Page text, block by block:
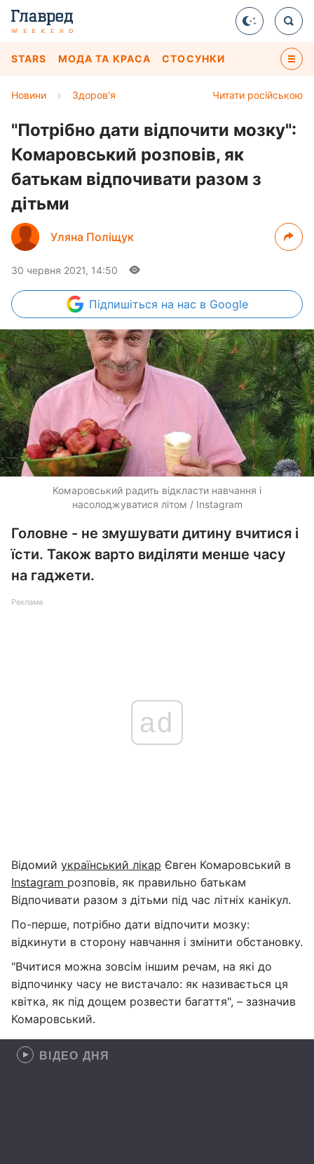
STARS МОДА ТА КРАСА СТОСУНКИ
Читати російською
Новини › Здоров'я
"Потрібно дати відпочити мозку":
Комаровський розповів, як
батькам відпочивати разом з
дітьми
Уляна Поліщук
30 червня 2021, 14:50
Підпишіться на нас в Google
Комаровський радить відкласти навчання і
насолоджуватися літом / Instagram
Головне - не змушувати дитину вчитися і
їсти. Також варто виділяти менше часу
на гаджети.
Реклама
ad
Відомий український лікар Євген Комаровський в
Instagram розповів, як правильно батькам
Відпочивати разом з дітьми під час літніх канікул.
По-перше, потрібно дати відпочити мозку:
відкинути в сторону навчання і змінити обстановку.
"Вчитися можна зовсім іншим речам, на які до
відпочинку часу не вистачало: як називається ця
квітка, як під дощем розвести багаття", – зазначив
Комаровський.
ВІДЕО ДНЯ